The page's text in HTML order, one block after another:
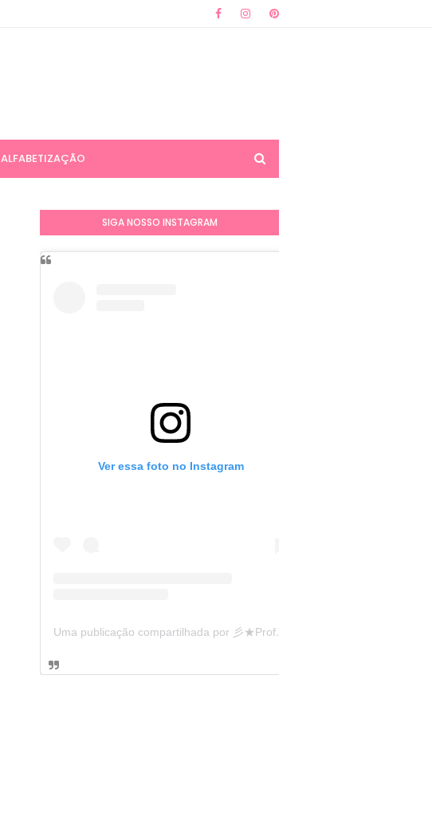
ALFABETIZAÇÃO
SIGA NOSSO INSTAGRAM
Ver essa foto no Instagram
Uma publicação compartilhada por 彡★Professora: Valéria·.¸¸.· (@ensinandocomcarinho)